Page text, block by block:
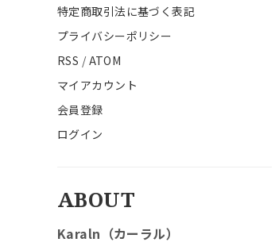
特定商取引法に基づく表記
プライバシーポリシー
RSS / ATOM
マイアカウント
会員登録
ログイン
ABOUT
Karaln（カーラル）